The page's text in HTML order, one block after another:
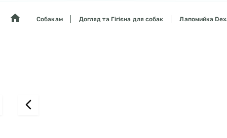
Собакам Догляд та Гігієна для собак Лапомийка